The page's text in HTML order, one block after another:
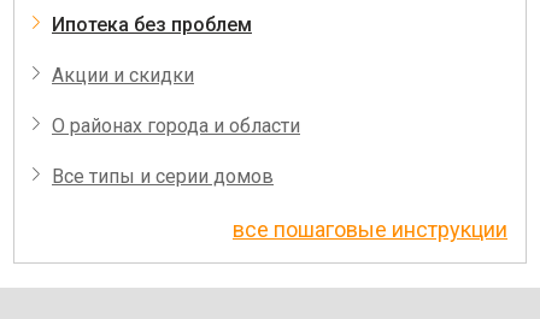
Ипотека без проблем
Акции и скидки
О районах города и области
Все типы и серии домов
все пошаговые инструкции